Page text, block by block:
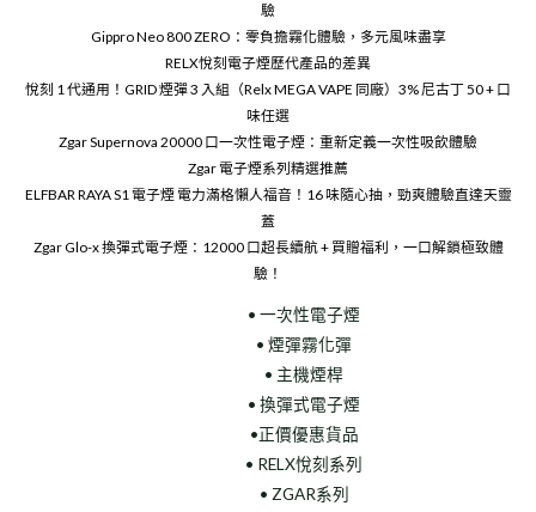
驗
Gippro Neo 800 ZERO：零負擔霧化體驗，多元風味盡享
RELX悅刻電子煙歷代產品的差異
悅刻 1 代通用！GRID 煙彈 3 入組（Relx MEGA VAPE 同廠）3% 尼古丁 50 + 口
味任選
Zgar Supernova 20000 口一次性電子煙：重新定義一次性吸飲體驗
Zgar 電子煙系列精選推薦
ELFBAR RAYA S1 電子煙 電力滿格懶人福音！16 味隨心抽，勁爽體驗直達天靈
蓋
Zgar Glo-x 換彈式電子煙：12000 口超長續航 + 買贈福利，一口解鎖極致體
驗！
• 一次性電子煙
• 煙彈霧化彈
• 主機煙桿
• 換彈式電子煙
•正價優惠貨品
• RELX悅刻系列
• ZGAR系列